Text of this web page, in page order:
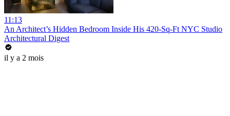
11:13
An Architect’s Hidden Bedroom Inside His 420-Sq-Ft NYC Studio
Architectural Digest
il y a 2 mois